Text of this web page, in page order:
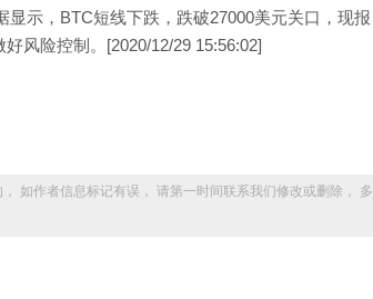
示，BTC短线下跌，跌破27000美元关口，现报
风险控制。[2020/12/29 15:56:02]
如作者信息标记有误， 请第一时间联系我们修改或删除， 多